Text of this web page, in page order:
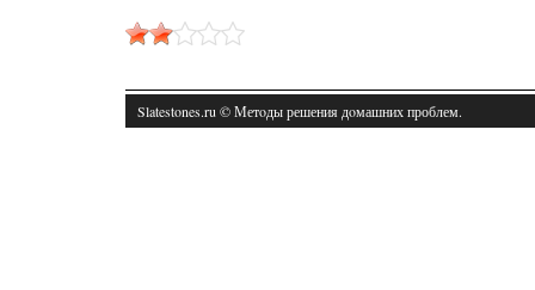
Slatestones.ru © Метοды решения дοмашних проблем.